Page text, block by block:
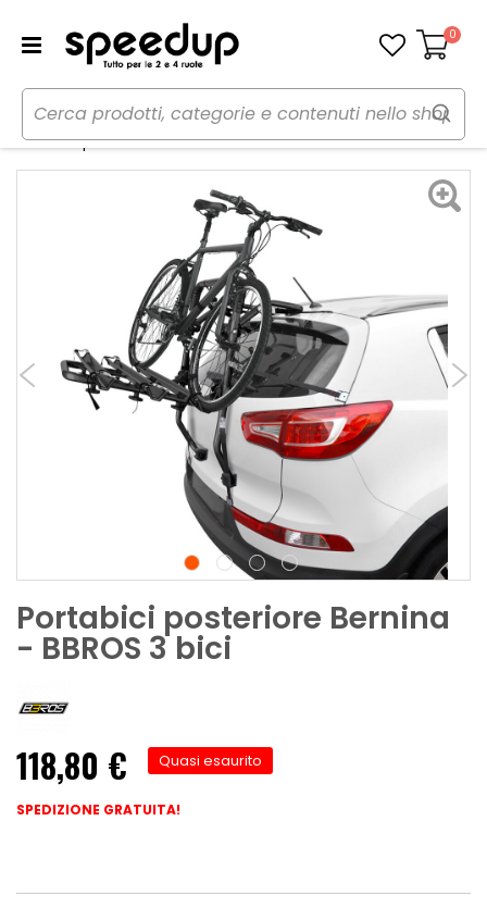
Carrello
0
Home Auto Portaggio e carico
Portabici
Portabici posteriore Bernina - BBROS
Portabici posteriore Bernina
- BBROS 3 bici
118,80 € Quasi esaurito
SPEDIZIONE GRATUITA!